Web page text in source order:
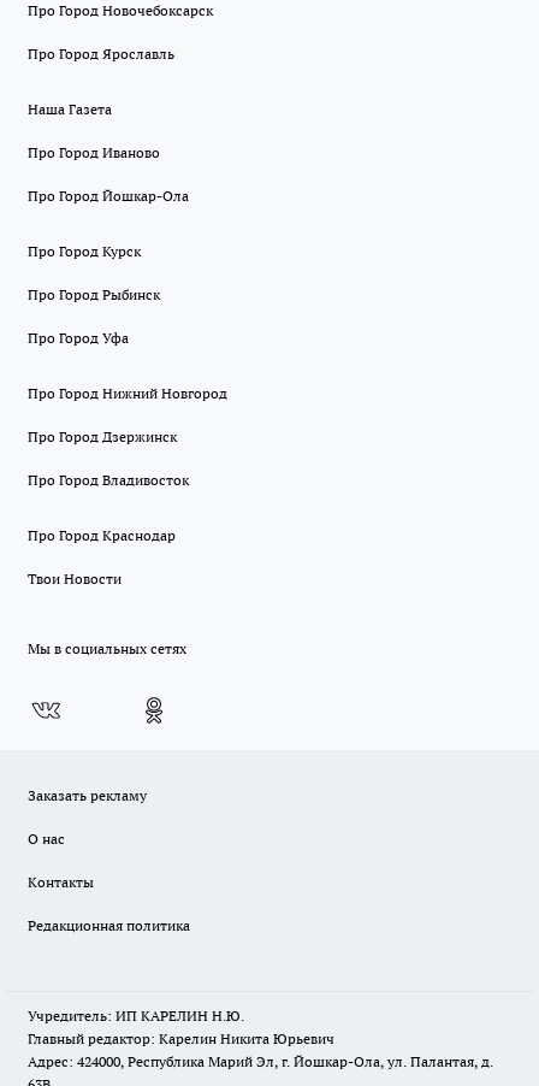
Про Город Новочебоксарск
Про Город Ярославль
Наша Газета
Про Город Иваново
Про Город Йошкар-Ола
Про Город Курск
Про Город Рыбинск
Про Город Уфа
Про Город Нижний Новгород
Про Город Дзержинск
Про Город Владивосток
Про Город Краснодар
Твои Новости
Мы в социальных сетях
Заказать рекламу
О нас
Контакты
Редакционная политика
Учредитель: ИП КАРЕЛИН Н.Ю.
Главный редактор: Карелин Никита Юрьевич
Адрес: 424000, Республика Марий Эл, г. Йошкар-Ола, ул. Палантая, д.